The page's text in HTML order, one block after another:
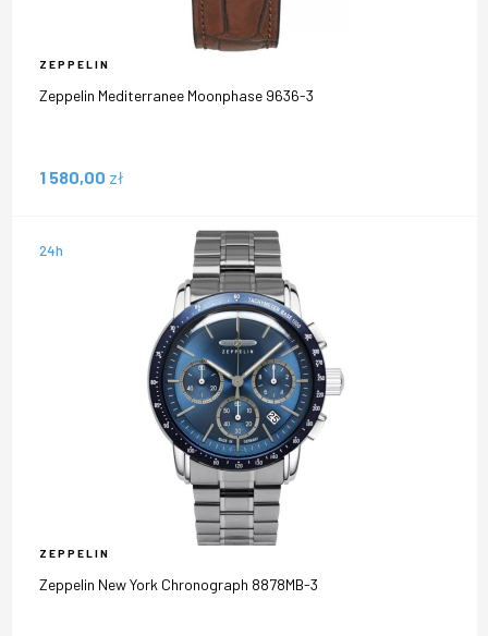
ZEPPELIN
Zeppelin Mediterranee Moonphase 9636-3
1 580,00 zł
24h
ZEPPELIN
Zeppelin New York Chronograph 8878MB-3